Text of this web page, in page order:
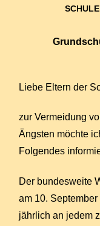
Liebe Eltern der
zur Vermeidung
Ängsten möchte
Folgendes
Der bundesweite
am 10.
jährlich an jedem